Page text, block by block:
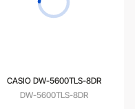
CASIO DW-5600TLS-8DR
DW-5600TLS-8DR